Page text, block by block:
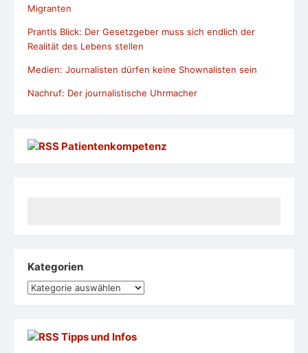
Migranten
Prantls Blick: Der Gesetzgeber muss sich endlich der
Realität des Lebens stellen
Medien: Journalisten dürfen keine Shownalisten sein
Nachruf: Der journalistische Uhrmacher
Patientenkompetenz
Kategorien
Kategorien
Tipps und Infos